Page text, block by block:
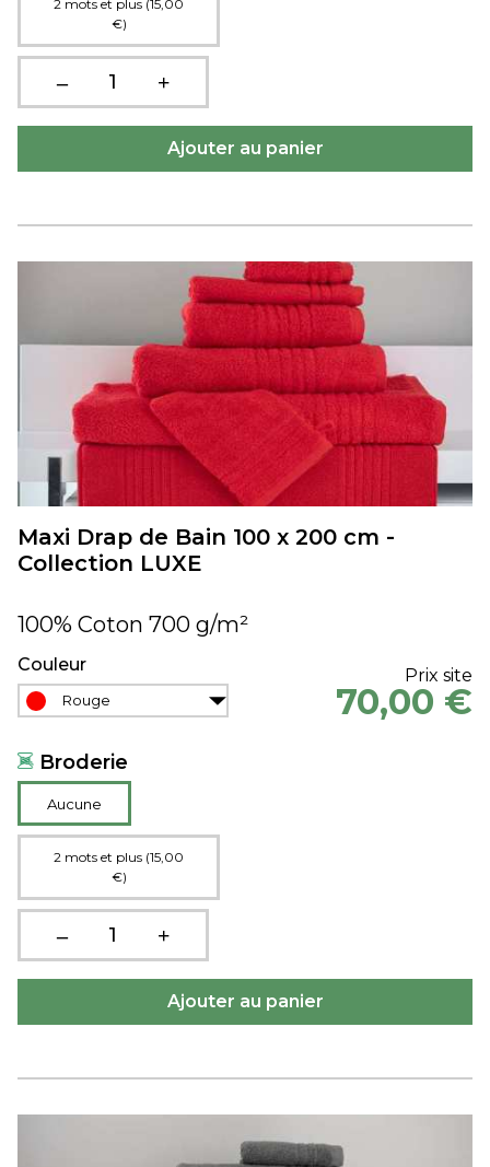
2 mots et plus (15,00
€)
Maxi Drap de Bain 100 x 200 cm -
Collection LUXE
100% Coton 700 g/m²
Couleur
Rouge
Broderie
Aucune
2 mots et plus (15,00
€)
Prix site
70,00 €